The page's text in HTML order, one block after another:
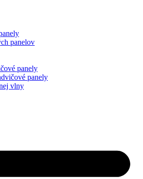
panelov
panely
panely
vlny